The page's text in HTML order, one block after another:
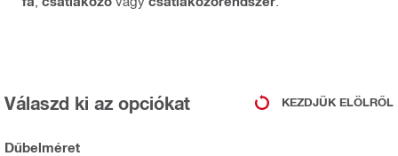
Válaszd ki az opciókat KEZDJÜK ELÖLRŐL
Dűbelméret